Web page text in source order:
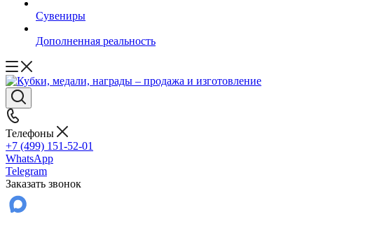
Сувениры
Дополненная реальность
Телефоны
+7 (499) 151-52-01
WhatsApp
Telegram
Заказать звонок